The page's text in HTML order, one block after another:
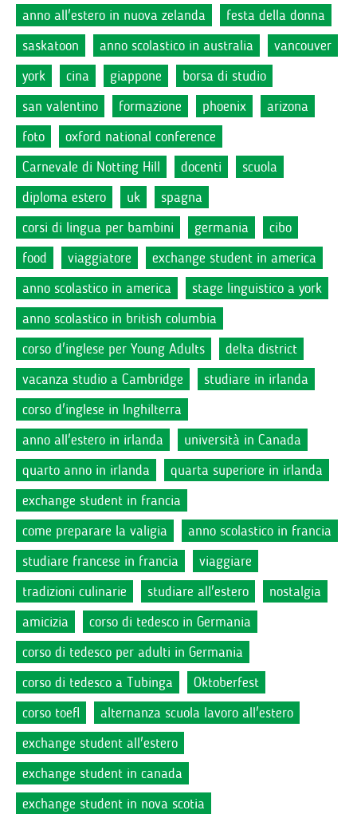
anno all'estero in nuova zelanda
festa della donna
saskatoon
anno scolastico in australia
vancouver
york
cina giappone
borsa di studio
san valentino
formazione phoenix
arizona
foto
oxford national conference
Carnevale di Notting Hill
docenti
scuola
diploma estero
uk
spagna
corsi di lingua per bambini
germania
cibo
food
viaggiatore
exchange student in america
anno scolastico in america
stage linguistico a york
anno scolastico in british columbia
corso d'inglese per Young Adults
delta district
vacanza studio a Cambridge
studiare in irlanda
corso d'inglese in Inghilterra
anno all'estero in irlanda
università in Canada
quarto anno in irlanda
quarta superiore in irlanda
exchange student in francia
come preparare la valigia
anno scolastico in francia
studiare francese in francia
viaggiare
tradizioni culinarie
studiare all'estero
nostalgia
amicizia
corso di tedesco in Germania
corso di tedesco per adulti in Germania
corso di tedesco a Tubinga
Oktoberfest
corso toefl
alternanza scuola lavoro all'estero
exchange student all'estero
exchange student in canada
exchange student in nova scotia